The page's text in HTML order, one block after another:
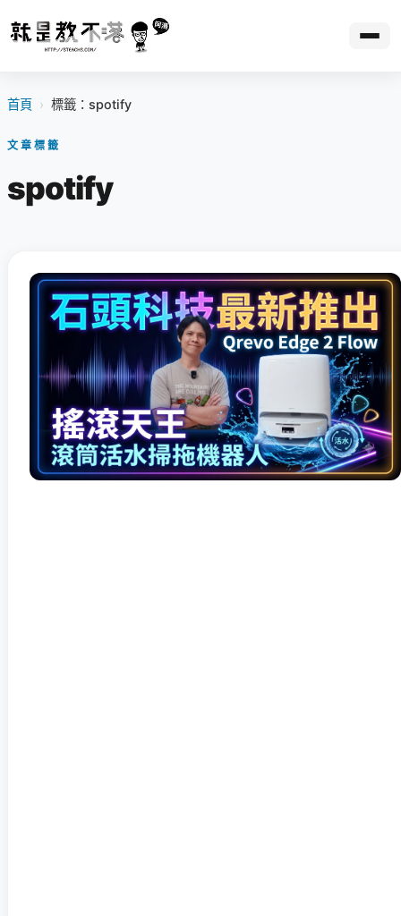
首頁 › 標籤：spotify
文章標籤
spotify